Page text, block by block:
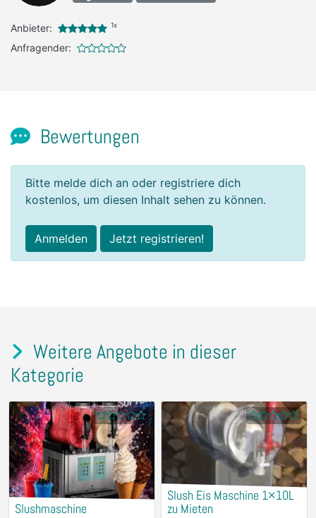
Anbieter: 1x
Anfragender:
Bewertungen
Bitte melde dich an oder registriere dich
kostenlos, um diesen Inhalt sehen zu können.
Anmelden Jetzt registrieren!
Weitere Angebote in dieser
Kategorie
Slushmaschine
Slush Eis Maschine 1×10L
zu Mieten